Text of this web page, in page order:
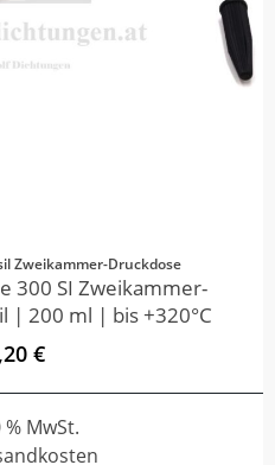
Zweikammer-Druckdose
300 SI Zweikammer-
| 200 ml | bis +320°C
€
MwSt.